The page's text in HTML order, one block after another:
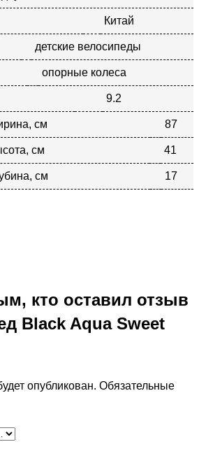
Китай
детские велосипеды
опорные колеса
9.2
см 87
см 41
см 17
кто оставил отзыв
Black Aqua Sweet
опубликован. Обязательные